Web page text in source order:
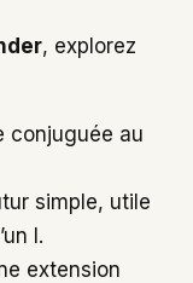
, explorez
conjuguée au
simple, utile
I.
extension